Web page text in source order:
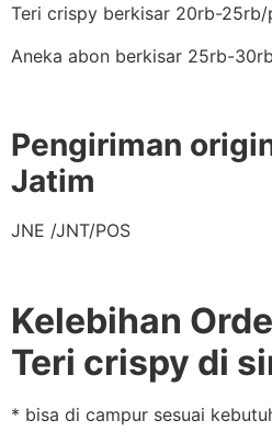
Teri crispy berkisar 20rb-25rb/
Aneka abon berkisar 25rb-
Pengiriman
Jatim
JNE /JNT/POS
Kelebihan
Teri crispy di
* bisa di campur sesuai